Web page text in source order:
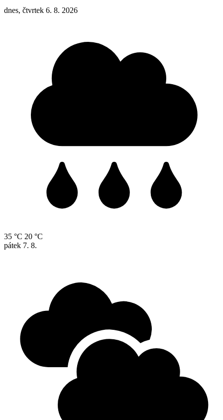
dnes, čtvrtek 6. 8. 2026
35 °C 20 °C
pátek 7. 8.